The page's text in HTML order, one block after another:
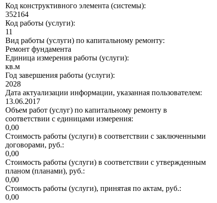
Код конструктивного элемента (системы):
352164
Код работы (услуги):
11
Вид работы (услуги) по капитальному ремонту:
Ремонт фундамента
Единица измерения работы (услуги):
кв.м
Год завершения работы (услуги):
2028
Дата актуализации информации, указанная пользователем:
13.06.2017
Объем работ (услуг) по капитальному ремонту в
соответствии с единицами измерения:
0,00
Стоимость работы (услуги) в соответствии с заключенными
договорами, руб.:
0,00
Стоимость работы (услуги) в соответствии с утвержденным
планом (планами), руб.:
0,00
Стоимость работы (услуги), принятая по актам, руб.:
0,00